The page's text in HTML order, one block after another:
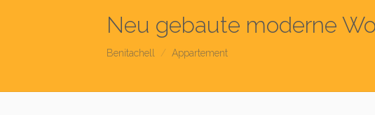
Neu gebaute moderne
Benitachell Appartement